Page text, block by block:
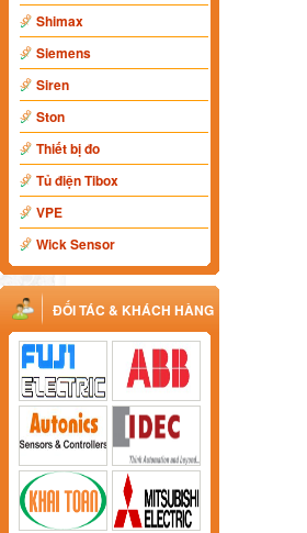
Shimax
Siemens
Siren
Ston
Thiết bị đo
Tủ điện Tibox
VPE
Wick Sensor
ĐỐI TÁC & KHÁCH HÀNG